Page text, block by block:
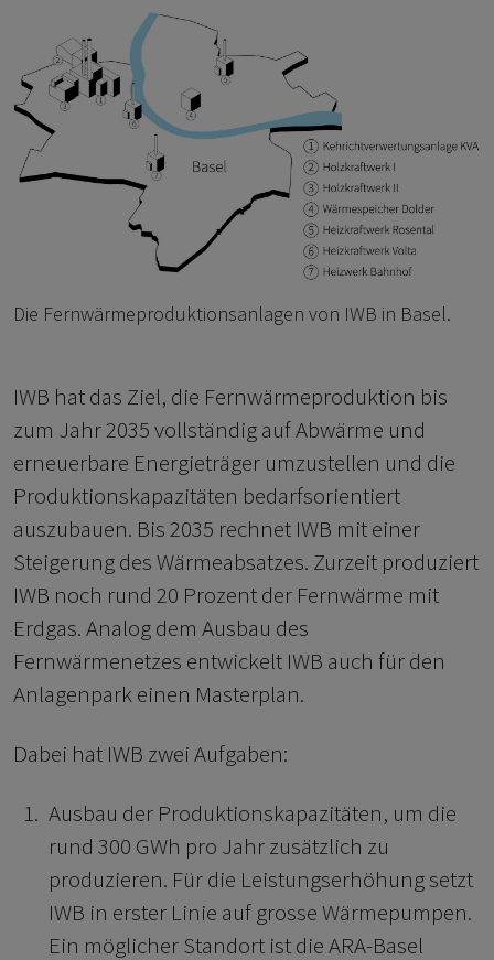
Die Fernwärmeproduktionsanlagen von IWB in Basel.
IWB hat das Ziel, die Fernwärmeproduktion bis
zum Jahr 2035 vollständig auf Abwärme und
erneuerbare Energieträger umzustellen und die
Produktionskapazitäten bedarfsorientiert
auszubauen. Bis 2035 rechnet IWB mit einer
Steigerung des Wärmeabsatzes. Zurzeit produziert
IWB noch rund 20 Prozent der Fernwärme mit
Erdgas. Analog dem Ausbau des
Fernwärmenetzes entwickelt IWB auch für den
Anlagenpark einen Masterplan.
Dabei hat IWB zwei Aufgaben:
Ausbau der Produktionskapazitäten, um die
rund 300 GWh pro Jahr zusätzlich zu
produzieren. Für die Leistungserhöhung setzt
IWB in erster Linie auf grosse Wärmepumpen.
Ein möglicher Standort ist die ARA-Basel